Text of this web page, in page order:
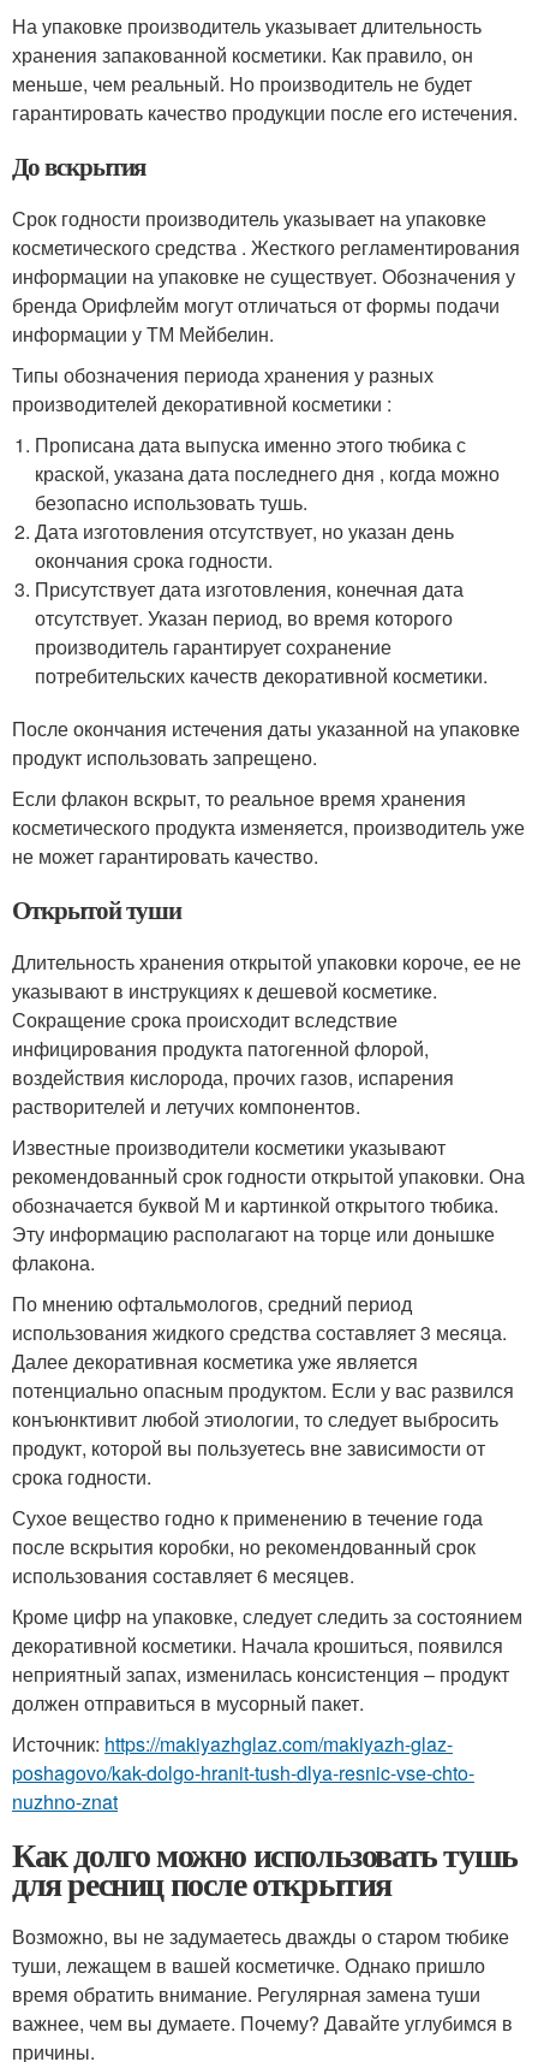
На упаковке производитель указывает длительность
хранения запакованной косметики. Как правило, он
меньше, чем реальный. Но производитель не будет
гарантировать качество продукции после его истечения.
До вскрытия
Срок годности производитель указывает на упаковке
косметического средства . Жесткого регламентирования
информации на упаковке не существует. Обозначения у
бренда Орифлейм могут отличаться от формы подачи
информации у ТМ Мейбелин.
Типы обозначения периода хранения у разных
производителей декоративной косметики :
Прописана дата выпуска именно этого тюбика с
краской, указана дата последнего дня , когда можно
безопасно использовать тушь.
Дата изготовления отсутствует, но указан день
окончания срока годности.
Присутствует дата изготовления, конечная дата
отсутствует. Указан период, во время которого
производитель гарантирует сохранение
потребительских качеств декоративной косметики.
После окончания истечения даты указанной на упаковке
продукт использовать запрещено.
Если флакон вскрыт, то реальное время хранения
косметического продукта изменяется, производитель уже
не может гарантировать качество.
Открытой туши
Длительность хранения открытой упаковки короче, ее не
указывают в инструкциях к дешевой косметике.
Сокращение срока происходит вследствие
инфицирования продукта патогенной флорой,
воздействия кислорода, прочих газов, испарения
растворителей и летучих компонентов.
Известные производители косметики указывают
рекомендованный срок годности открытой упаковки. Она
обозначается буквой М и картинкой открытого тюбика.
Эту информацию располагают на торце или донышке
флакона.
По мнению офтальмологов, средний период
использования жидкого средства составляет 3 месяца.
Далее декоративная косметика уже является
потенциально опасным продуктом. Если у вас развился
конъюнктивит любой этиологии, то следует выбросить
продукт, которой вы пользуетесь вне зависимости от
срока годности.
Сухое вещество годно к применению в течение года
после вскрытия коробки, но рекомендованный срок
использования составляет 6 месяцев.
Кроме цифр на упаковке, следует следить за состоянием
декоративной косметики. Начала крошиться, появился
неприятный запах, изменилась консистенция – продукт
должен отправиться в мусорный пакет.
Источник: https://makiyazhglaz.com/makiyazh-glaz-
poshagovo/kak-dolgo-hranit-tush-dlya-resnic-vse-chto-
nuzhno-znat
Как долго можно использовать тушь
для ресниц после открытия
Возможно, вы не задумаетесь дважды о старом тюбике
туши, лежащем в вашей косметичке. Однако пришло
время обратить внимание. Регулярная замена туши
важнее, чем вы думаете. Почему? Давайте углубимся в
причины.